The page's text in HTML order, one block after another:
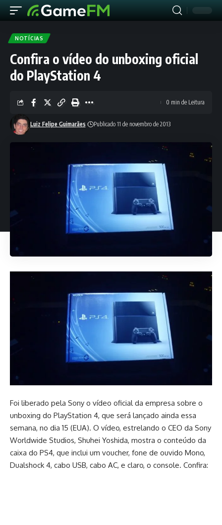
NOTÍCIAS
Confira o vídeo do unboxing oficial
do PlayStation 4
Luiz Felipe Guimarães Publicado 11 de novembro de 2013
0 min de Leitura
Foi liberado pela Sony o vídeo oficial da empresa sobre o
unboxing do PlayStation 4, que será lançado ainda essa
semana, no dia 15 (EUA). O vídeo, estrelando o CEO da Sony
Worldwide Studios, Shuhei Yoshida, mostra o conteúdo da
caixa do PS4, que inclui um voucher, fone de ouvido Mono,
Dualshock 4, cabo USB, cabo AC, e claro, o console. Confira: